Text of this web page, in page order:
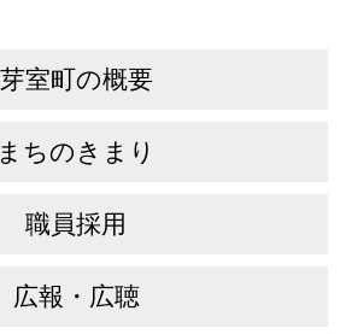
芽室町の概要
まちのきまり
職員採用
広報・広聴